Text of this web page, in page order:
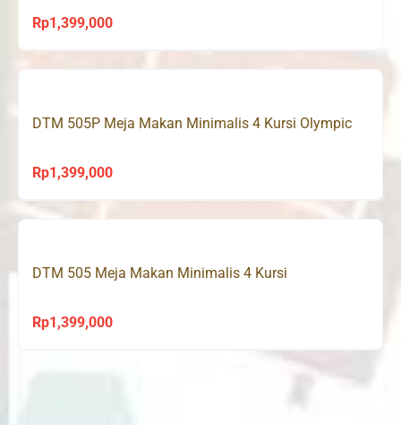
Rp1,399,000
DTM 505P Meja Makan Minimalis 4 Kursi Olympic
Rp1,399,000
DTM 505 Meja Makan Minimalis 4 Kursi
Rp1,399,000